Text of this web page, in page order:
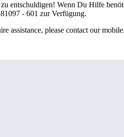
entschuldigen! Wenn Du Hilfe
- 601 zur Verfügung.
assistance, please contact our